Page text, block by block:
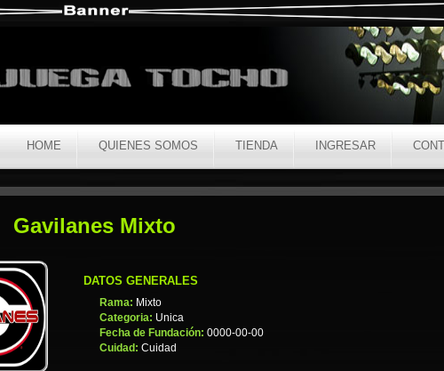
HOME QUIENES SOMOS TIENDA INGRESAR
Gavilanes Mixto
DATOS GENERALES
Rama: Mixto
Categoria: Unica
Fecha de Fundación: 0000-00-00
Cuidad: Cuidad